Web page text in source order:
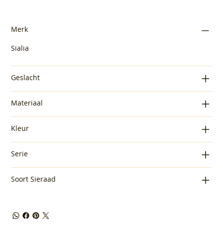
Merk
Sialia
Geslacht
Materiaal
Kleur
Serie
Soort Sieraad